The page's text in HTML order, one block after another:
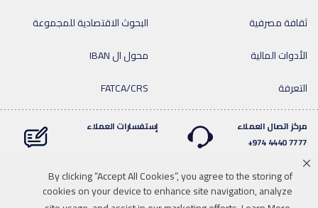
By clicking “Accept All Cookies”, you agree to the storing of
cookies on your device to enhance site navigation, analyze
البحوث الاقتصادية للمجموعة
ثقافة مصرفية
محول ال IBAN
الأدوات المالية
FATCA/CRS
التعرفة
مركز اتصال العملاء
7777 4440 974+
إستفسارات العملاء
LinkedinInstagramfacebookWhatsapp
twitteryoutube